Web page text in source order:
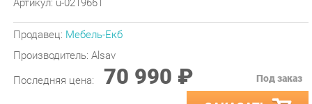
Производитель:Alsav
Последняя цена:
70 990 ₽
- ЗАКАЗАТЬ